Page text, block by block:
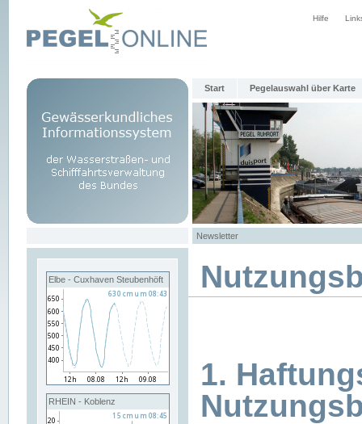
Hilfe
Start Pegelauswahl über Karte
Newsletter
Elbe - Cuxhaven Steubenhöft
RHEIN - Koblenz
1.